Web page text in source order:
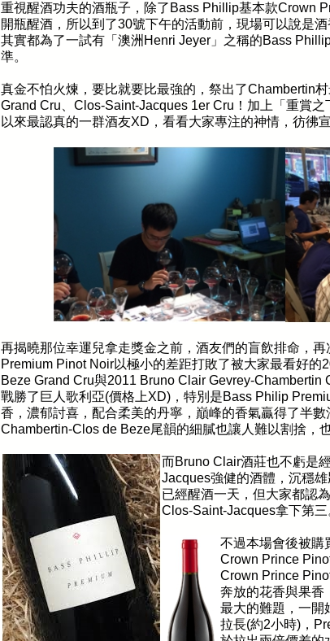
重視醒酒功夫的酒瓶子，除了 Bass Phillip基本款Crown
開瓶醒酒，所以到了30號下午的活動前，現場可以說是
其實都為了一試有「澳洲 Henri Jeyer 」之稱的Bass
準。
真金不怕火煉，要比就要比最強的，祭出了Chambertin
Grand Cru
Clos-Saint-Jacques 1er Cru ！加上「重賞
以來最認真的一群酒友XD ，看看大家專注的神情，彷彿
再揭曉那位幸運兒拿走獎金之前，酒友們的盲飲排命，再
Premium Pinot Noir以極小的差距打敗了被大家最看好的
Beze Grand Cru與2011 Bruno Clair Gevrey-Chambertin
戰勝了巨人歌利亞(價格上XD) ，特別是Bass Philip
香，濃郁討喜，配合柔美的丹寧，巔峰的香氣贏得了半
Chambertin-Clos de Beze尾韻的細膩也讓人難以割捨，
而Bruno Clair酒莊也不虧是
Jacques強健的酒體，沉穩
已經醒酒一天，但大家都認
Clos-Saint-Jacques拿下第三
不過本場會後被購
Crown Prince
Crown Prince
奔放的花香與果香
最大的難題，一開
拉長(約2小時) ，